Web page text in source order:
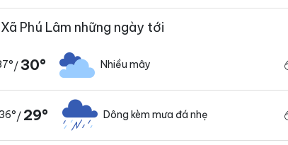
Phú Lâm những ngày tới
/30° Nhiều mây
/ 29° Dông kèm mưa đá nhẹ